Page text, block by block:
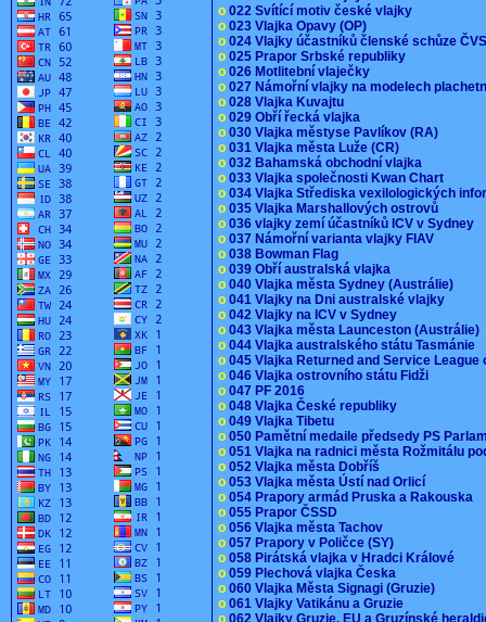
o 022 Svítící motiv české vlajky
o 023 Vlajka Opavy (OP)
o 024 Vlajky účastníků členské schůze
o 025 Prapor Srbské republiky
o 026 Motlitební vlaječky
o 027 Námořní vlajky na modelech
o 028 Vlajka Kuvajtu
o 029 Obří řecká vlajka
o 030 Vlajka městyse Pavlíkov (RA)
o 031 Vlajka města Luže (CR)
o 032 Bahamská obchodní vlajka
o 033 Vlajka společnosti Kwan Chart
o 034 Vlajka Střediska vexilologických
o 035 Vlajka Marshallových ostrovů
o 036 vlajky zemí účastníků ICV v Sydney
o 037 Námořní varianta vlajky FIAV
o 038 Bowman Flag
o 039 Obří australská vlajka
o 040 Vlajka města Sydney (Austrálie)
o 041 Vlajky na Dni australské vlajky
o 042 Vlajky na ICV v Sydney
o 043 Vlajka města Launceston (Austrálie)
o 044 Vlajka australského státu Tasmánie
o 045 Vlajka Returned and Service
o 046 Vlajka ostrovního státu Fidži
o 047 PF 2016
o 048 Vlajka České republiky
o 049 Vlajka Tibetu
o 050 Pamětní medaile předsedy PS
o 051 Vlajka na radnici města Rožmitálu
o 052 Vlajka města Dobříš
o 053 Vlajka města Ústí nad Orlicí
o 054 Prapory armád Pruska a Rakouska
o 055 Prapor ČSSD
o 056 Vlajka města Tachov
o 057 Prapory v Poličce (SY)
o 058 Pirátská vlajka v Hradci Králové
o 059 Plechová vlajka Česka
o 060 Vlajka Města Signagi (Gruzie)
o 061 Vlajky Vatikánu a Gruzie
o 062 Vlajky Gruzie, EU a Gruzínské